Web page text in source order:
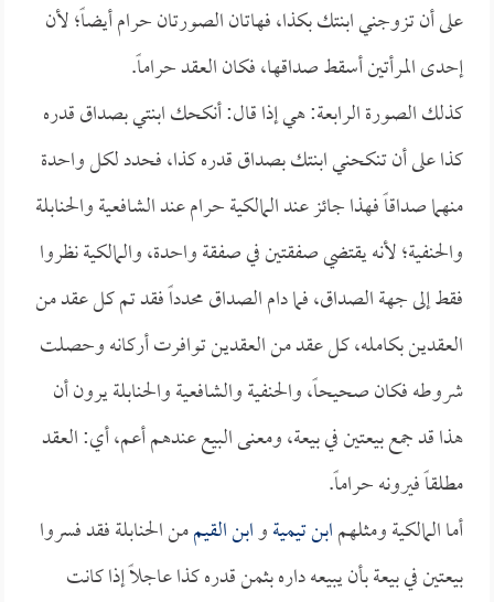
على أن تزوجني ابنتك بكذا، فهاتان الصورتان حرام أيضاً؛ لأن
إحدى المرأتين أسقط صداقها، فكان العقد حراماً.
كذلك الصورة الرابعة: هي إذا قال: أنكحك ابنتي بصداق قدره
كذا على أن تنكحني ابنتك بصداق قدره كذا، فحدد لكل واحدة
منهما صداقاً فهذا جائز عند المالكية حرام عند الشافعية والحنابلة
والحنفية؛ لأنه يقتضي صفقتين في صفقة واحدة، والمالكية نظروا
فقط إلى جهة الصداق، فما دام الصداق محدداً فقد تم كل عقد من
العقدين بكامله، كل عقد من العقدين توافرت أركانه وحصلت
شروطه فكان صحيحاً، والحنفية والشافعية والحنابلة يرون أن
هذا قد جمع بيعتين في بيعة، ومعنى البيع عندهم أعم، أي: العقد
مطلقاً فيرونه حراماً.
أما المالكية ومثلهمابن تيميةوابن القيممن الحنابلة فقد فسروا
بيعتين في بيعة بأن يبيعه داره بثمن قدره كذا عاجلاً إذا كانت